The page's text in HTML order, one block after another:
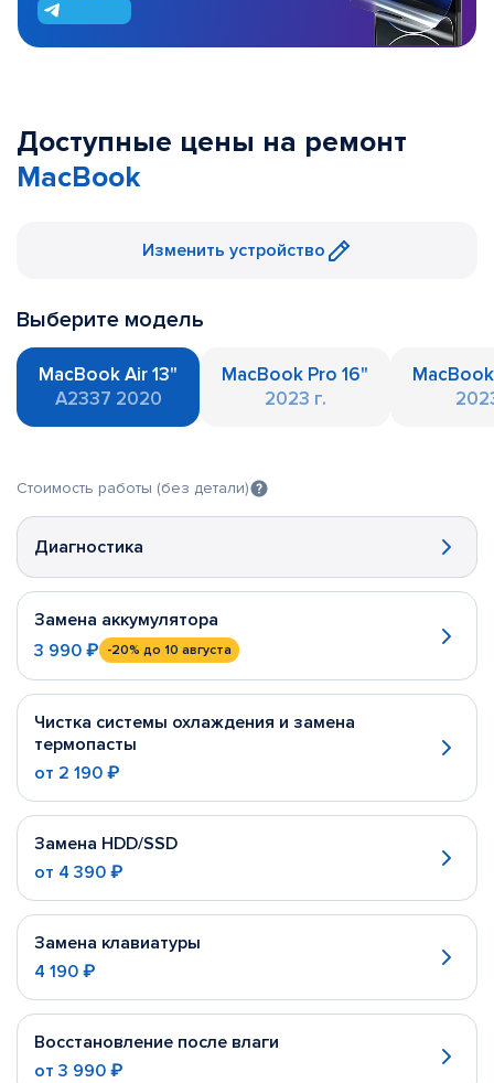
Доступные цены на ремонт
MacBook
Изменить устройство
Выберите модель
MacBook Air 13"
A2337 2020
MacBook Pro 16"
2023 г.
Стоимость работы (без детали)
Диагностика
Замена аккумулятора
3 990 ₽ -20% до 10 августа
Чистка системы охлаждения и замена
термопасты
от 2 190 ₽
Замена HDD/SSD
от 4 390 ₽
Замена клавиатуры
4 190 ₽
Восстановление после влаги
от 3 990 ₽